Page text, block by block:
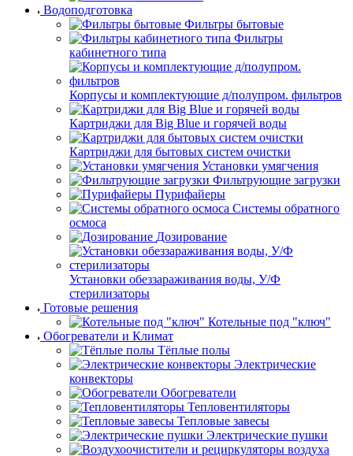
Водоподготовка
Фильтры бытовые
Фильтры
кабинетного типа
Корпусы и комплектующие д/полупром. фильтров
Картриджи для Big Blue и горячей воды
Картриджи для бытовых систем очистки
Установки умягчения
Фильтрующие загрузки
Пурифайеры
Системы обратного
осмоса
Дозирование
Установки обеззараживания воды, У/Ф
стерилизаторы
Готовые решения
Котельные под "ключ"
Обогреватели и Климат
Тёплые полы
Электрические
конвекторы
Обогреватели
Тепловентиляторы
Тепловые завесы
Электрические пушки